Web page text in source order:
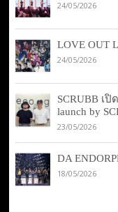
24/05/2026
LOVE OUT
24/05/2026
SCRUBB เปิ
launch by
23/05/2026
DA
18/05/2026